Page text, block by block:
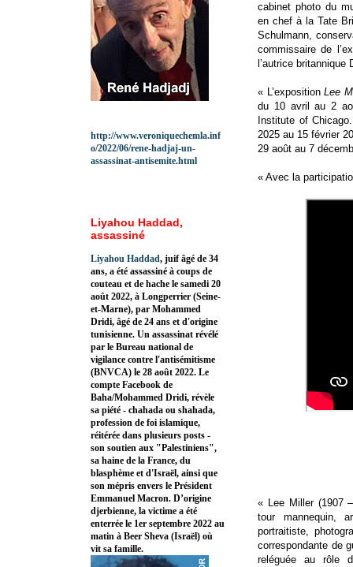
cabinet photo du
en chef à la Tate
Schulmann,
commissaire de
l’autrice britannique
« L’expositionLee
du 10 avril au 2
Institute of
2025 au 15 février
29 août au 7
« Avec la
« Lee Miller (1907
tour mannequin,
portraitiste,
correspondante de
reléguée au rôle
http://www.veroniquechemla.inf
o/2022/06/rene-hadjaj-un-
assassinat-antisemite.html
Liyahou Haddad,
assassiné
Liyahou Haddad, juif âgé de 34
ans, a été assassiné à coups de
couteau et de hache le samedi 20
août 2022, à Longperrier (Seine-
et-Marne), par Mohammed
Dridi, âgé de 24 ans et d'origine
tunisienne. Un assassinat révélé
par le Bureau national de
vigilance contre l'antisémitisme
(BNVCA) le 28 août 2022. Le
compte Facebook de
Baha/Mohammed Dridi, révèle
sa piété - chahada ou shahada,
profession de foi islamique,
réitérée dans plusieurs posts -
son soutien aux "Palestiniens",
sa haine de la France, du
blasphème et d'Israël, ainsi que
son mépris envers le Président
Emmanuel Macron. D’origine
djerbienne, la victime a été
enterrée le 1er septembre 2022 au
matin à Beer Sheva (Israël) où
vit sa famille.